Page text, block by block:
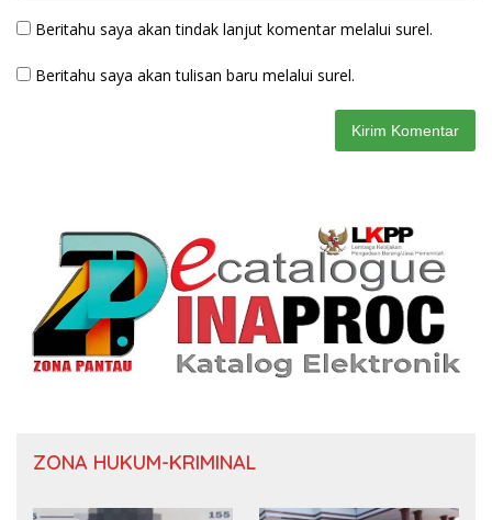
Beritahu saya akan tindak lanjut komentar melalui surel.
Beritahu saya akan tulisan baru melalui surel.
ZONA HUKUM-KRIMINAL